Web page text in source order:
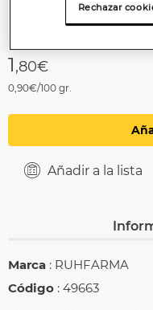
1,80€
0,90€/100 gr.
Añadir a la lista
Marca : RUHFARMA
Código : 49663
Rechazar